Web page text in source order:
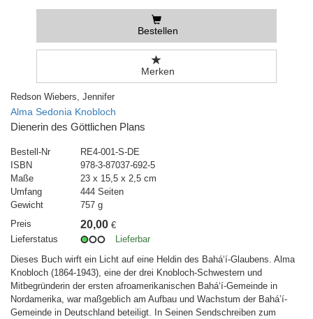
Bestellen
Merken
Redson Wiebers, Jennifer
Alma Sedonia Knobloch
Dienerin des Göttlichen Plans
Bestell-Nr
RE4-001-S-DE
ISBN
978-3-87037-692-5
Maße
23 x 15,5 x 2,5 cm
Umfang
444 Seiten
Gewicht
757 g
Preis
20,00 €
Lieferstatus
Lieferbar
Dieses Buch wirft ein Licht auf eine Heldin des Bahá‘í-Glaubens. Alma
Knobloch (1864-1943), eine der drei Knobloch-Schwestern und
Mitbegründerin der ersten afroamerikanischen Bahá‘í-Gemeinde in
Nordamerika, war maßgeblich am Aufbau und Wachstum der Bahá’í-
Gemeinde in Deutschland beteiligt. In Seinen Sendschreiben zum